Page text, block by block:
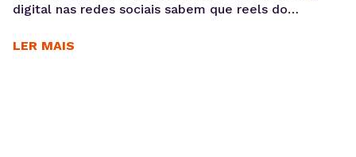
digital nas redes sociais sabem que reels do
Além disso, um fator muito importante é o melhor
LER MAIS